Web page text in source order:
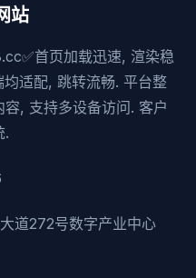
站
首页加载迅速, 渲染稳
适配, 跳转流畅. 平台整
, 支持多设备访问. 客户
.
道272号数字产业中心